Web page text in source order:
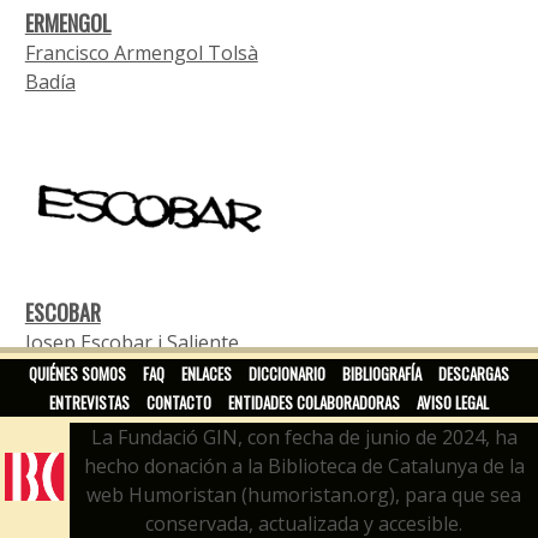
ERMENGOL
Francisco Armengol Tolsà
Badía
ESCOBAR
Josep Escobar i Saliente
QUIÉNES SOMOS FAQ ENLACES DICCIONARIO BIBLIOGRAFÍA
DESCARGAS
ENTREVISTAS
CONTACTO ENTIDADES COLABORADORAS AVISO LEGAL
La Fundació GIN, con fecha de junio de 2024, ha
hecho donación a la Biblioteca de Catalunya de la
web Humoristan (humoristan.org), para que sea
conservada, actualizada y accesible.